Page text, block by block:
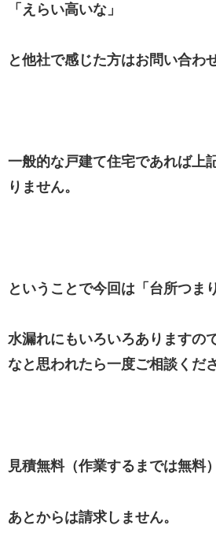
「えらい高いな」
と他社で感じた方はお問い合わ
一般的な戸建て住宅であれば上
りません。
ということで今回は「台所つま
水漏れにもいろいろありますの
なと思われたら一度ご相談くだ
見積無料（作業するまでは無料
あとからは請求しません。